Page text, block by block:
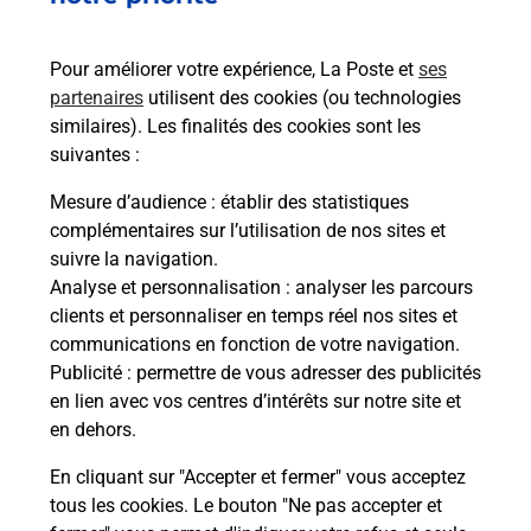
Pour améliorer votre expérience, La Poste et ses
partenaires utilisent des cookies (ou technologies
similaires). Les finalités des cookies sont les
suivantes :
Mesure d’audience : établir des statistiques
complémentaires sur l’utilisation de nos sites et
suivre la navigation.
Analyse et personnalisation : analyser les parcours
clients et personnaliser en temps réel nos sites et
communications en fonction de votre navigation.
Publicité : permettre de vous adresser des publicités
en lien avec vos centres d’intérêts sur notre site et
en dehors.
En cliquant sur "Accepter et fermer" vous acceptez
tous les cookies. Le bouton "Ne pas accepter et
Comment demander une
modification de livraison ?
Comment La Poste participe-t-elle
à votre sécurité au quotidien ?
Puis-je passer mon code de la route
avec La Poste et sous quelles
conditions ?